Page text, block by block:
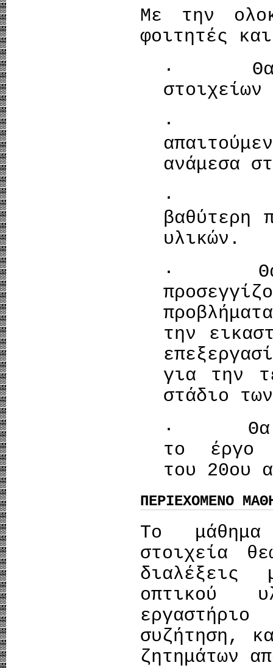
Με την
φοιτητές
· Θα
· Θα
ανάμεσα
· Θα
βαθύτερη
υλικών.
· Θα
την
για την
στάδιο
· Θα
το έργο
του 20ου
ΠΕΡΙΕΧΟΜΕΝΟ
Το μάθημα
στοιχεία
διαλέξεις
οπτικού
συζήτηση,
ζητημάτων